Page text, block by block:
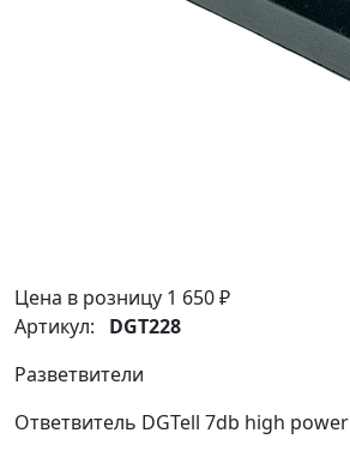
Цена в розницу 1 650 ₽
Артикул: DGT228
Разветвители
Ответвитель DGTell 7db high power